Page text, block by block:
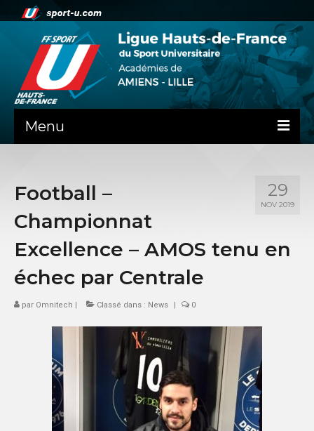
Menu
PRÉSENTATION
ADMINISTRATIF
SPORTS CO
FEUILLES DE MATCH
SPORTS IND
FORMATION
COMMUNICATION
CHAMPIONNATS DE FRANCE
PHOTOTHÈQUE
29
NOV 2019
Football –
Championnat
Excellence – AMOS tenu en
échec par Centrale
par Omnitech | Classé dans : News | 0